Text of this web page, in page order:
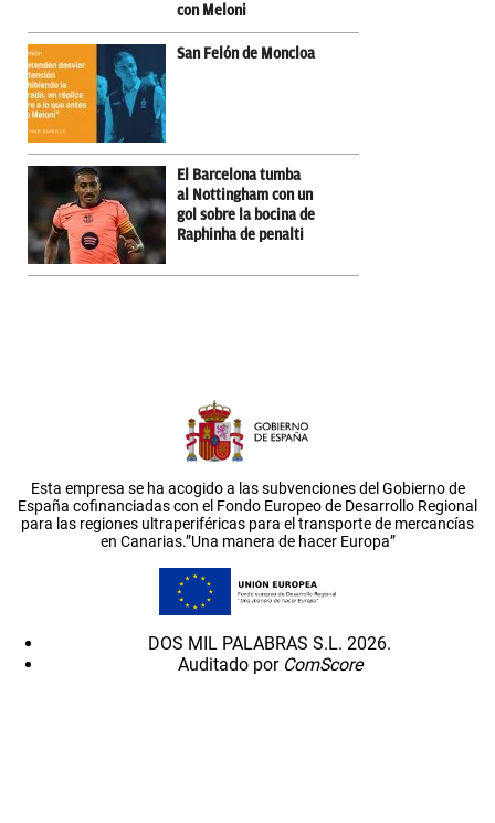
con Meloni
San Felón de Moncloa
El Barcelona tumba
al Nottingham con un
gol sobre la bocina de
Raphinha de penalti
Esta empresa se ha acogido a las subvenciones del Gobierno de
España cofinanciadas con el Fondo Europeo de Desarrollo Regional
para las regiones ultraperiféricas para el transporte de mercancías
en Canarias.”Una manera de hacer Europa”
DOS MIL PALABRAS S.L. 2026.
Auditado por ComScore